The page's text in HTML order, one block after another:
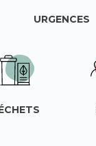
URGENCES